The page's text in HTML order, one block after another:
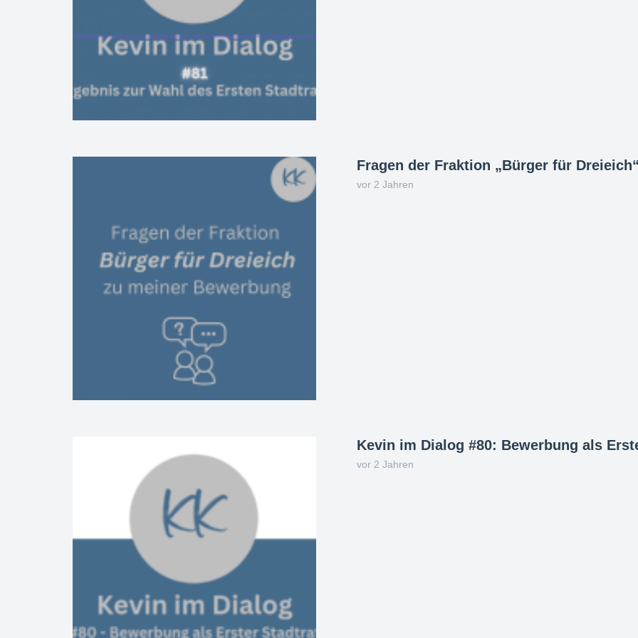
Fragen der Fraktion „Bürger für
vor 2 Jahren
Kevin im Dialog #80: Bewerbung als
vor 2 Jahren